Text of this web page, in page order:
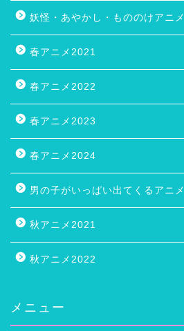
妖怪・あやかし・もののけアニメ
春アニメ2021
春アニメ2022
春アニメ2023
春アニメ2024
男の子がいっぱい出てくるアニメ
秋アニメ2021
秋アニメ2022
メニュー